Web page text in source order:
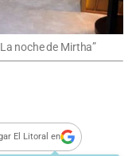
noche de Mirtha”
El Litoral en